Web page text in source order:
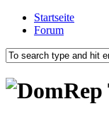
Startseite
Forum